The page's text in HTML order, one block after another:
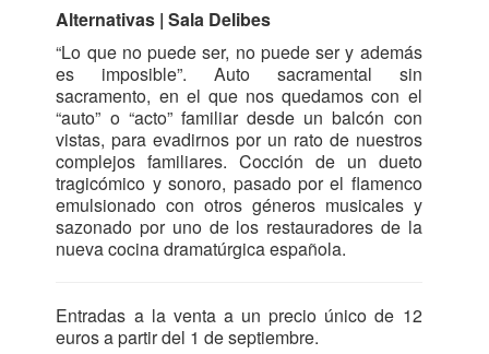
Alternativas | Sala Delibes
“Lo que no puede ser, no puede ser y además
es imposible”. Auto sacramental sin
sacramento, en el que nos quedamos con el
“auto” o “acto” familiar desde un balcón con
vistas, para evadirnos por un rato de nuestros
complejos familiares. Cocción de un dueto
tragicómico y sonoro, pasado por el flamenco
emulsionado con otros géneros musicales y
sazonado por uno de los restauradores de la
nueva cocina dramatúrgica española.
Entradas a la venta a un precio único de 12
euros a partir del 1 de septiembre.